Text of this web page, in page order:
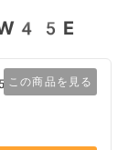
W45E
この商品を見る